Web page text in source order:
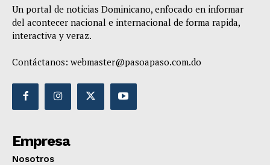
Un portal de noticias Dominicano, enfocado en informar
del acontecer nacional e internacional de forma rapida,
interactiva y veraz.
Contáctanos: webmaster@pasoapaso.com.do
Empresa
Nosotros